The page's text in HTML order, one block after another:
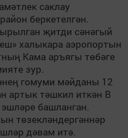
саклау
беркетелгән.
җитди сәнәгый
халыкара аэропортын
Кама аръягы төбәге
зур.
гомуми мәйданы 12
артык тәшкил иткән В
башланган.
төзекләндергәннәр
дәвам итә.